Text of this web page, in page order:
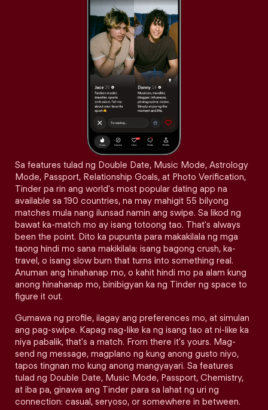
Sa features tulad ng Double Date, Music Mode, Astrology
Mode, Passport, Relationship Goals, at Photo Verification,
Tinder pa rin ang world's most popular dating app na
available sa 190 countries, na may mahigit 55 bilyong
matches mula nang ilunsad namin ang swipe. Sa likod ng
bawat ka-match mo ay isang totoong tao. That's always
been the point. Dito ka pupunta para makakilala ng mga
taong hindi mo sana makikilala: isang bagong crush, ka-
travel, o isang slow burn that turns into something real.
Anuman ang hinahanap mo, o kahit hindi mo pa alam kung
anong hinahanap mo, binibigyan ka ng Tinder ng space to
figure it out.
Gumawa ng profile, ilagay ang preferences mo, at simulan
ang pag-swipe. Kapag nag-like ka ng isang tao at ni-like ka
niya pabalik, that's a match. From there it's yours. Mag-
send ng message, magplano ng kung anong gusto niyo,
tapos tingnan mo kung anong mangyayari. Sa features
tulad ng Double Date, Music Mode, Passport, Chemistry,
at iba pa, ginawa ang Tinder para sa lahat ng uri ng
connection: casual, seryoso, or somewhere in between.